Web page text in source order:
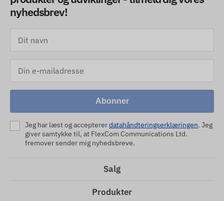
nyhedsbrev!
Abonner
Jeg har læst og acceptererdatahåndteringserklæringen. Jeg
giver samtykke til, at FlexCom Communications Ltd.
fremover sender mig nyhedsbreve.
Salg
Produkter